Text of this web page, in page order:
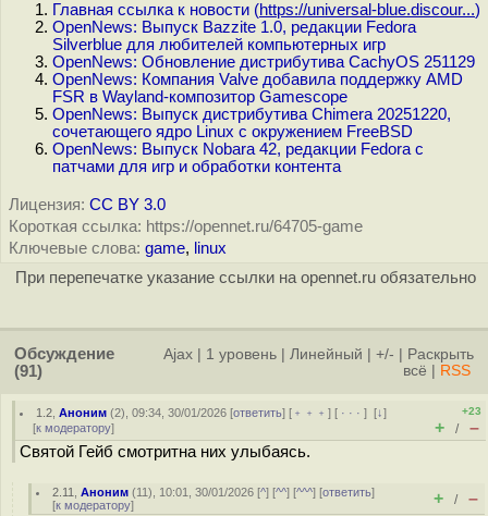
Главная ссылка к новости (https://universal-blue.discour...)
OpenNews: Выпуск Bazzite 1.0, редакции Fedora
Silverblue для любителей компьютерных игр
OpenNews: Обновление дистрибутива CachyOS 251129
OpenNews: Компания Valve добавила поддержку AMD
FSR в Wayland-композитор Gamescope
OpenNews: Выпуск дистрибутива Chimera 20251220,
сочетающего ядро Linux с окружением FreeBSD
OpenNews: Выпуск Nobara 42, редакции Fedora с
патчами для игр и обработки контента
Лицензия: CC BY 3.0
Короткая ссылка: https://opennet.ru/64705-game
Ключевые слова: game, linux
При перепечатке указание ссылки на opennet.ru обязательно
Обсуждение
(91)
Ajax 1 уровень Линейный +/-
Раскрыть
всё
RSS
1.2 ,Аноним (2), 09:34, 30/01/2026 [ответить] [ ﹢﹢﹢] [ · · ·][↓]
[к модератору]
+23
+ / –
Святой Гейб смотритна них улыбаясь.
2.11 ,Аноним (11), 10:01, 30/01/2026 [^] [^^] [^^^] [ответить]
[к модератору] + / –